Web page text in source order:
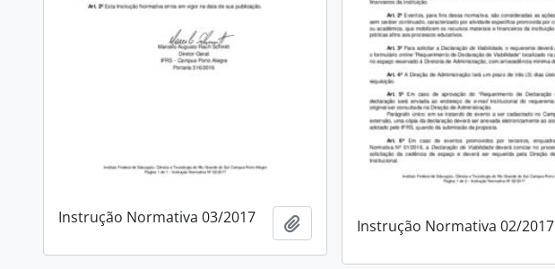
Instrução Normativa 03/2017 Adicionar a área de transferência
Instrução Normativa 02/2017